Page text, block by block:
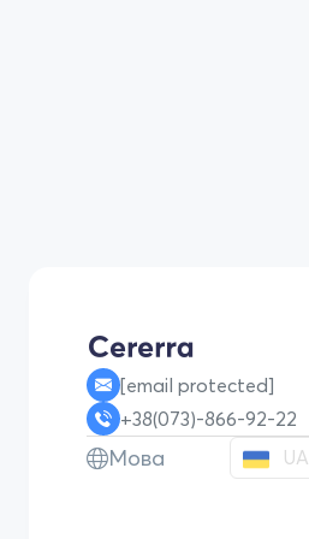
[email protected]
+38(073)-866-92-22
Мова UA